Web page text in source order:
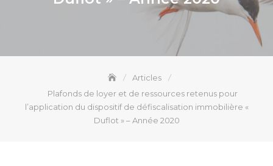
Articles
Plafonds de loyer et de ressources retenus pour
l’application du dispositif de défiscalisation immobilière «
Duflot » – Année 2020